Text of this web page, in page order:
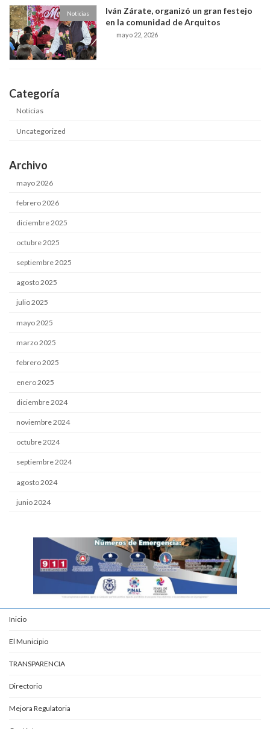
Noticias
Iván Zárate, organizó un gran festejo
en la comunidad de Arquitos
mayo 22, 2026
Categoría
Noticias
Uncategorized
Archivo
mayo 2026
febrero 2026
diciembre 2025
octubre 2025
septiembre 2025
agosto 2025
julio 2025
mayo 2025
marzo 2025
febrero 2025
enero 2025
diciembre 2024
noviembre 2024
octubre 2024
septiembre 2024
agosto 2024
junio 2024
Inicio
El Municipio
TRANSPARENCIA
Directorio
Mejora Regulatoria